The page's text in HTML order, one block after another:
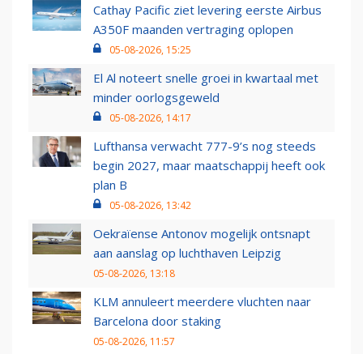
Cathay Pacific ziet levering eerste Airbus
A350F maanden vertraging oplopen
05-08-2026, 15:25
El Al noteert snelle groei in kwartaal met
minder oorlogsgeweld
05-08-2026, 14:17
Lufthansa verwacht 777-9’s nog steeds
begin 2027, maar maatschappij heeft ook
plan B
05-08-2026, 13:42
Oekraïense Antonov mogelijk ontsnapt
aan aanslag op luchthaven Leipzig
05-08-2026, 13:18
KLM annuleert meerdere vluchten naar
Barcelona door staking
05-08-2026, 11:57